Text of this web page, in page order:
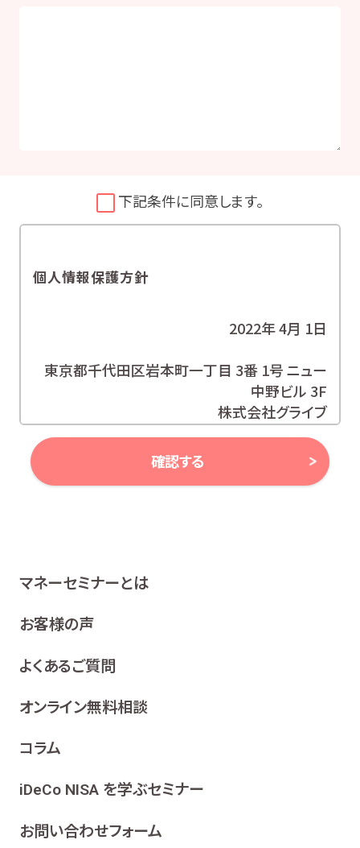
下記条件に同意します。
個人情報保護方針
2022年 4月 1日
東京都千代田区岩本町一丁目 3番 1号 ニュー
中野ビル 3F
株式会社グライブ
代表取締役 安田 潔
当社は、お客様の個人情報及び個人番号（以下「個人情報
当社は、個人情報等の保護に関する関係諸法令、ガイドラ
イン及び、所属金融商品取引業者の社内規程並びにこの
個人情報保護方針を遵守いたします。
2 利用目的
当社は、お客様の同意を得た場合及び法令等により例
必要な範囲内でお客様の個人情報を取り扱います。
ンケート、各種情報提供を行うため
グ及びこれらに付帯・関連する商品・サービスの
確認する
マネーセミナーとは
お客様の声
よくあるご質問
オンライン無料相談
コラム
iDeCo NISA を学ぶセミナー
お問い合わせフォーム